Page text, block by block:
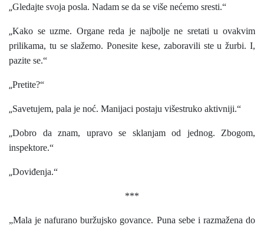
„Gledajte svoja posla. Nadam se da se više nećemo sresti.“
„Kako se uzme. Organe reda je najbolje ne sretati u ovakvim
prilikama, tu se slažemo. Ponesite kese, zaboravili ste u žurbi. I,
pazite se.“
„Pretite?“
„Savetujem, pala je noć. Manijaci postaju višestruko aktivniji.“
„Dobro da znam, upravo se sklanjam od jednog. Zbogom,
inspektore.“
„Doviđenja.“
***
„Mala je nafurano buržujsko govance. Puna sebe i razmažena do